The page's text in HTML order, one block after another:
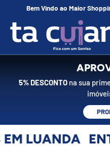
Bem Vindo ao Maior
Pesquisar
5% DESCONTO na sua
LUANDA